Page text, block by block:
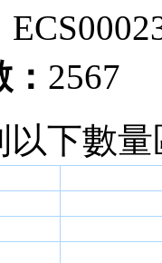
2567
以下數